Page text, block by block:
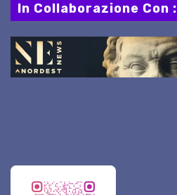
In Collaborazione Con :